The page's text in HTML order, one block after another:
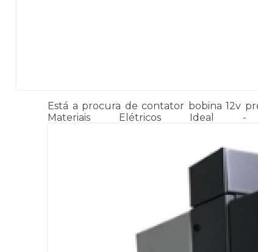
Está a procura de contator bobina 12v
Materiais Elétricos Ideal -